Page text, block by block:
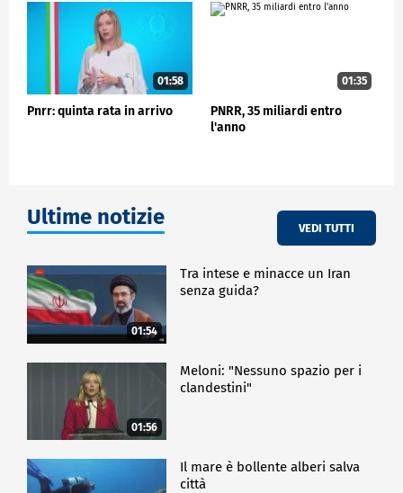
01:58
Pnrr: quinta rata in arrivo
01:35
PNRR, 35 miliardi entro
l'anno
Ultime notizie VEDI TUTTI
01:54
Tra intese e minacce un Iran
senza guida?
01:56
Meloni: "Nessuno spazio per i
clandestini"
Il mare è bollente alberi salva
città